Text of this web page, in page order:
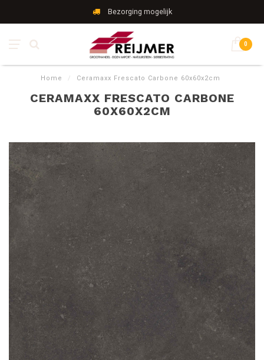
Bezorging mogelijk
0
Home / Ceramaxx Frescato Carbone 60x60x2cm
CERAMAXX FRESCATO CARBONE
60X60X2CM